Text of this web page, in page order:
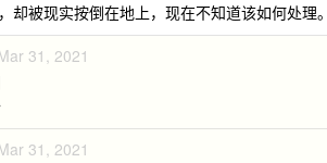
却被现实按倒在地上，现在不知道该如何处理
31, 2021
31, 2021